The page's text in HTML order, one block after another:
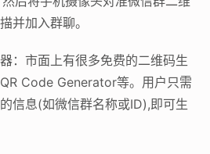
并加入群聊。
：市面上有很多免费的二维码生
Code Generator等。用户只需
信息(如微信群名称或ID),即可生